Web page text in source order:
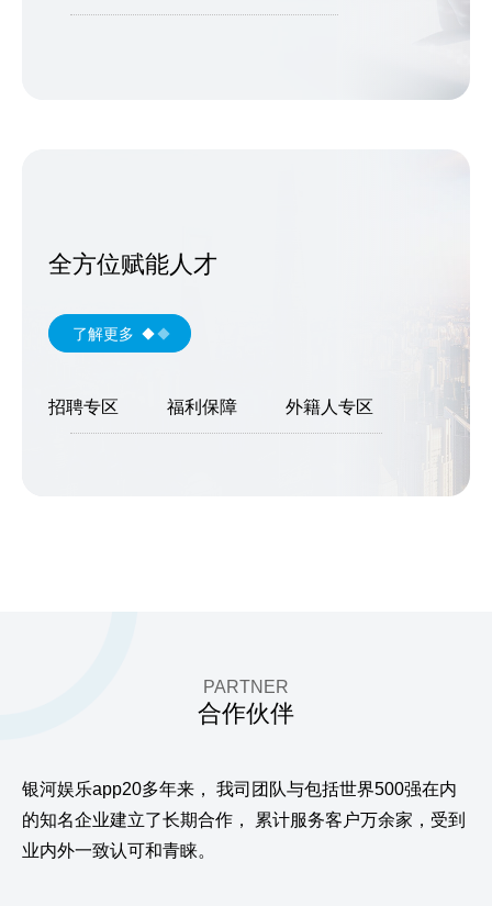
全方位赋能人才
了解更多
招聘专区 福利保障 外籍人专区
PARTNER
合作伙伴
银河娱乐app20多年来，
我司团队与包括世界500强在内
的知名企业建立了长期合作，
累计服务客户万余家，受到
业内外一致认可和青睐。